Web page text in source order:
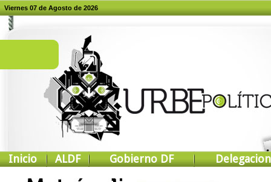
Viernes 07 de Agosto de 2026
Inicio ALDF Gobierno DF